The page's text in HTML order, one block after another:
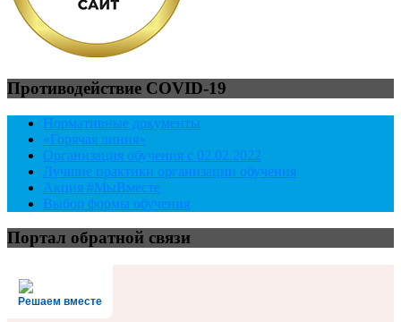
Противодействие COVID-19
Нормативные документы
«Горячая линия»
Организация обучения с 02.02.2022
Лучшие практики организации обучения
Акция #МыВместе
Выбор формы обучения
Портал обратной связи
Решаем вместе